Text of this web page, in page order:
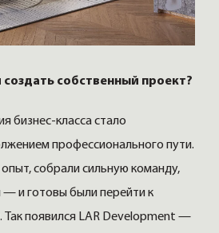
собственный проект?
бизнес-класса стало
профессионального пути.
собрали сильную команду,
и готовы были перейти к
Так появился LAR Development —